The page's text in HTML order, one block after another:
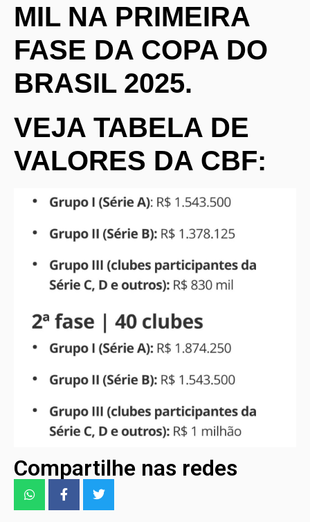
MIL NA PRIMEIRA
FASE DA COPA DO
BRASIL 2025.
VEJA TABELA DE
VALORES DA CBF:
Compartilhe nas redes